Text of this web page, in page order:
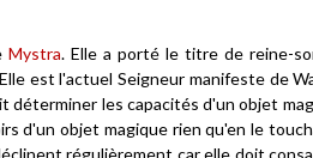
Mystra. Elle a porté le titre de reine-
est l'actuel Seigneur manifeste de
les capacités d'un objet
d'un objet magique rien qu'en le
régulièrement car elle doit